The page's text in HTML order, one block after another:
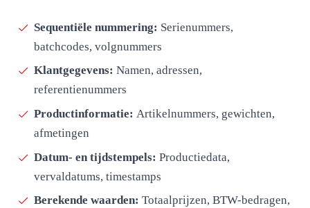
Sequentiële nummering: Serienummers,
batchcodes, volgnummers
Klantgegevens: Namen, adressen,
referentienummers
Productinformatie: Artikelnummers, gewichten,
afmetingen
Datum- en tijdstempels: Productiedata,
vervaldatums, timestamps
Berekende waarden: Totaalprijzen, BTW-bedragen,